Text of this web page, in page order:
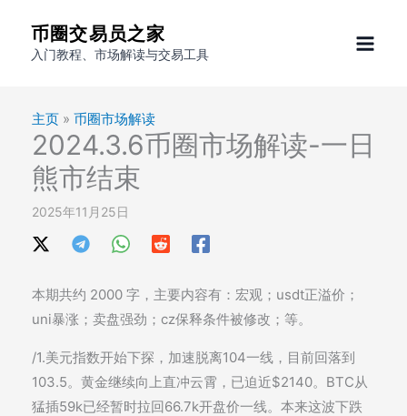
币圈交易员之家
入门教程、市场解读与交易工具
主页 » 币圈市场解读
2024.3.6币圈市场解读-一日
熊市结束
2025年11月25日
本期共约 2000 字，主要内容有：宏观；usdt正溢价；
uni暴涨；卖盘强劲；cz保释条件被修改；等。
/1.美元指数开始下探，加速脱离104一线，目前回落到
103.5。黄金继续向上直冲云霄，已迫近$2140。BTC从
猛插59k已经暂时拉回66.7k开盘价一线。本来这波下跌